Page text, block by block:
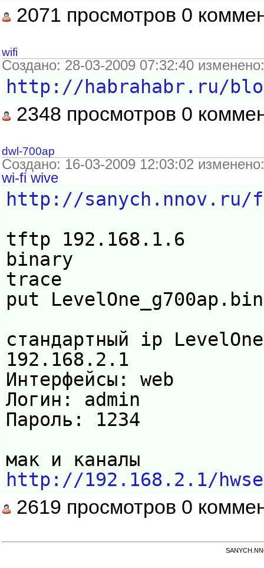
2071 просмотров 0
wifi
Создано: 28-03-2009 07:32:40
http://habrahabr.ru/
2348 просмотров 0
dwl-700ap
Создано: 16-03-2009 12:03:02
wi-fi wive
http://sanych.nnov.ru/
tftp 192.168.1.6
binary
trace
put LevelOne_g700ap.bin
стандартный ip
192.168.2.1
Интерфейсы: web
Логин: admin
Пароль: 1234
мак и каналы
http://192.168.2.1/
2619 просмотров 0